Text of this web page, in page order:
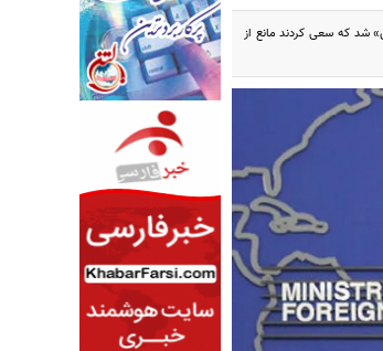
شد که سعی کردند مانع از